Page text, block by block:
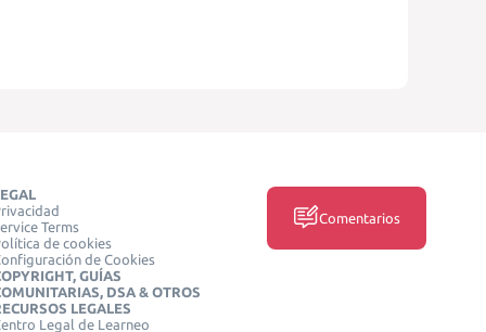
Terms
de cookies
de Cookies
GUÍAS
DSA & OTROS
LEGALES
Legal de Learneo
Comentarios